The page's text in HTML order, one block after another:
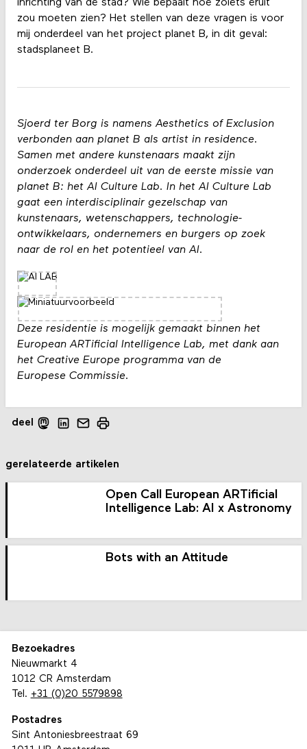
inrichting van de stad? Wie bepaalt hoe zoiets eruit
zou moeten zien? Het stellen van deze vragen is voor
mij onderdeel van het project planet B, in dit geval:
stadsplaneet B.
Sjoerd ter Borg is namens Aesthetics of Exclusion
verbonden aan planet B als artist in residence.
Samen met andere kunstenaars maakt zijn
onderzoek onderdeel uit van de eerste missie van
planet B: het AI Culture Lab. In het AI Culture Lab
gaat een interdisciplinair gezelschap van
kunstenaars, wetenschappers, technologie-
ontwikkelaars, ondernemers en burgers op zoek
naar de rol en het potentieel van AI.
Deze residentie is mogelijk gemaakt binnen het
European ARTificial Intelligence Lab, met dank aan
het Creative Europe programma van de
Europese Commissie.
deel
gerelateerde artikelen
Open Call European ARTificial
Intelligence Lab: AI x Astronomy
Bots with an Attitude
Bezoekadres
Nieuwmarkt 4
1012 CR Amsterdam
Tel. +31 (0)20 5579898
Postadres
Sint Antoniesbreestraat 69